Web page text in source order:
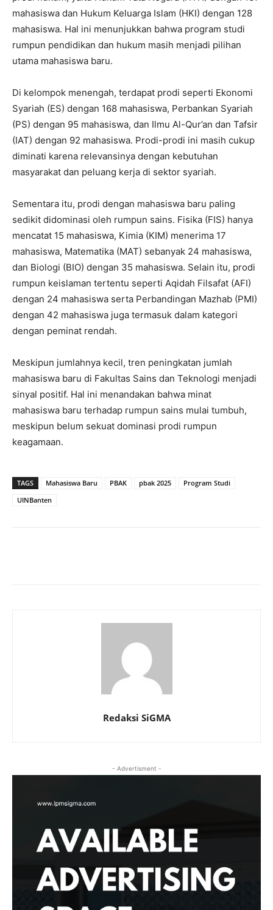
mahasiswa dan Hukum Keluarga Islam (HKI) dengan 128
mahasiswa. Hal ini menunjukkan bahwa program studi
rumpun pendidikan dan hukum masih menjadi pilihan
utama mahasiswa baru.
Di kelompok menengah, terdapat prodi seperti Ekonomi
Syariah (ES) dengan 168 mahasiswa, Perbankan Syariah
(PS) dengan 95 mahasiswa, dan Ilmu Al-Qur’an dan Tafsir
(IAT) dengan 92 mahasiswa. Prodi-prodi ini masih cukup
diminati karena relevansinya dengan kebutuhan
masyarakat dan peluang kerja di sektor syariah.
Sementara itu, prodi dengan mahasiswa baru paling
sedikit didominasi oleh rumpun sains. Fisika (FIS) hanya
mencatat 15 mahasiswa, Kimia (KIM) menerima 17
mahasiswa, Matematika (MAT) sebanyak 24 mahasiswa,
dan Biologi (BIO) dengan 35 mahasiswa. Selain itu, prodi
rumpun keislaman tertentu seperti Aqidah Filsafat (AFI)
dengan 24 mahasiswa serta Perbandingan Mazhab (PMI)
dengan 42 mahasiswa juga termasuk dalam kategori
dengan peminat rendah.
Meskipun jumlahnya kecil, tren peningkatan jumlah
mahasiswa baru di Fakultas Sains dan Teknologi menjadi
sinyal positif. Hal ini menandakan bahwa minat
mahasiswa baru terhadap rumpun sains mulai tumbuh,
meskipun belum sekuat dominasi prodi rumpun
keagamaan.
TAGS Mahasiswa Baru PBAK pbak 2025
Program Studi
UINBanten
Redaksi SiGMA
- Advertisment -